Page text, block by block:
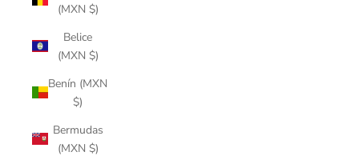
(MXN $)
Belice
(MXN $)
Benín (MXN
$)
Bermudas
(MXN $)